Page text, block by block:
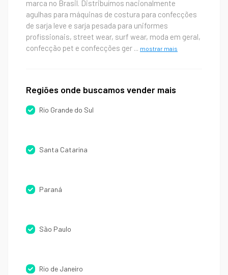
marca no Brasil. Distribuímos nacionalmente
agulhas para máquinas de costura para confecções
de sarja leve e sarja pesada para uniformes
profissionais, street wear, surf wear, moda em geral,
confecção pet e confecções ger ... mostrar mais
Regiões onde buscamos vender mais
Rio Grande do Sul
Santa Catarina
Paraná
São Paulo
Rio de Janeiro